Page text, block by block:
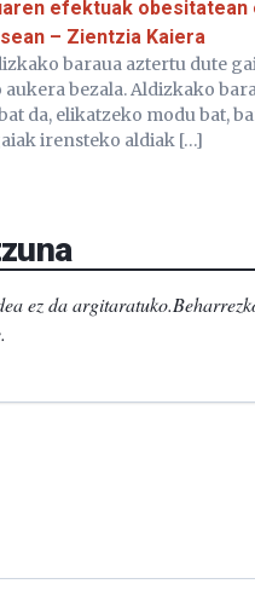
efektuak obesitatean
– Zientzia Kaiera
baraua aztertu dute
bezala. Aldizkako
da, elikatzeko modu bat,
irensteko aldiak […]
ez da argitaratuko.
.